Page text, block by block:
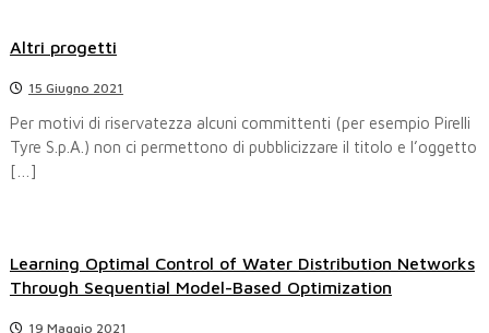
Altri progetti
15 Giugno 2021
Per motivi di riservatezza alcuni committenti (per esempio Pirelli
Tyre S.p.A.) non ci permettono di pubblicizzare il titolo e l’oggetto
[…]
Learning Optimal Control of Water Distribution Networks
Through Sequential Model-Based Optimization
19 Maggio 2021